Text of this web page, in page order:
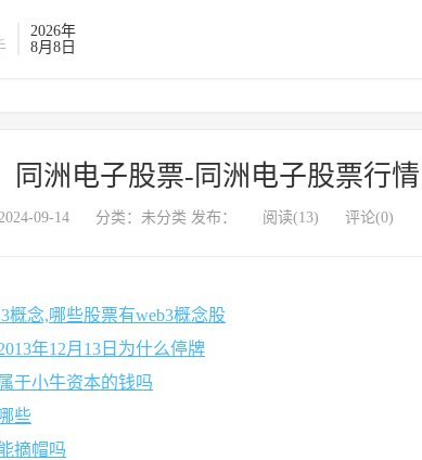
2026年
8月8日
同洲电子股票-同洲电子股票行情
09-14 分类：未分类 发布： 阅读(13) 评论(0)
概念,哪些股票有web3概念股
年12月13日为什么停牌
于小牛资本的钱吗
些
摘帽吗